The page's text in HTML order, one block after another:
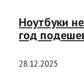
Ноутбуки
год
28.12.2025